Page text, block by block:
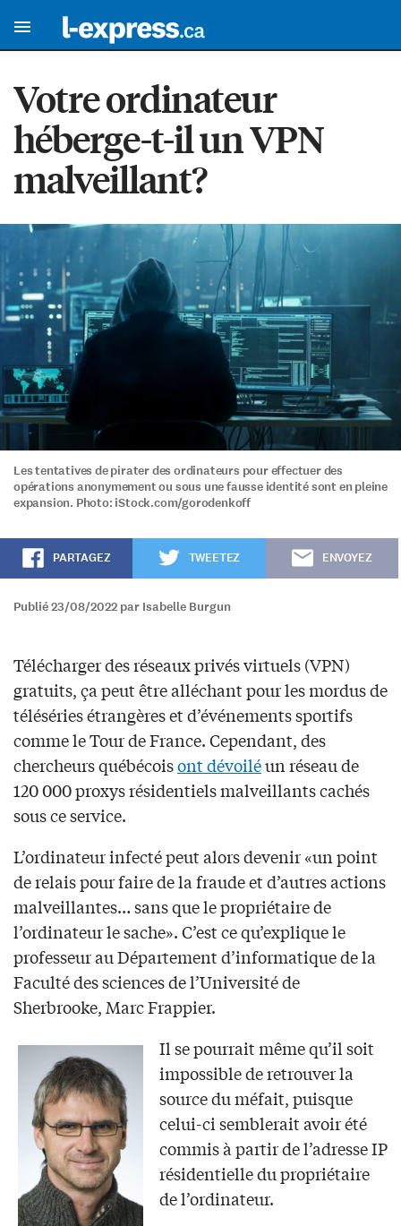
Votre ordinateur
héberge-t-il un VPN
malveillant?
Les tentatives de pirater des ordinateurs pour effectuer des
opérations anonymement ou sous une fausse identité sont en pleine
expansion. Photo: iStock.com/gorodenkoff
PARTAGEZ TWEETEZ ENVOYEZ
Publié 23/08/2022 par Isabelle Burgun
Télécharger des réseaux privés virtuels (VPN)
gratuits, ça peut être alléchant pour les mordus de
téléséries étrangères et d’événements sportifs
comme le Tour de France. Cependant, des
chercheurs québécoisont dévoiléun réseau de
120 000 proxys résidentiels malveillants cachés
sous ce service.
L’ordinateur infecté peut alors devenir «un point
de relais pour faire de la fraude et d’autres actions
malveillantes… sans que le propriétaire de
l’ordinateur le sache». C’est ce qu’explique le
professeur au Département d’informatique de la
Faculté des sciences de l’Université de
Sherbrooke, Marc Frappier.
Il se pourrait même qu’il soit
impossible de retrouver la
source du méfait, puisque
celui-ci semblerait avoir été
commis à partir de l’adresse IP
résidentielle du propriétaire
de l’ordinateur.